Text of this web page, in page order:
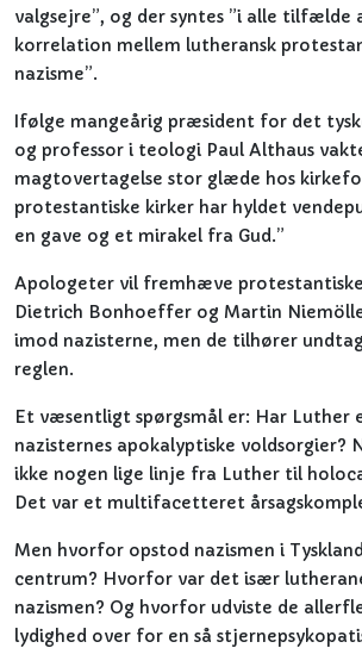
valgsejre”, og der syntes ”i alle
korrelation mellem lutheransk
nazisme”.
Ifølge mangeårig præsident for det
og professor i teologi Paul Althaus
magtovertagelse stor glæde hos
protestantiske kirker har hyldet
en gave og et mirakel fra Gud.”
Apologeter vil fremhæve
Dietrich Bonhoeffer og Martin
imod nazisterne, men de tilhører
reglen.
Et væsentligt spørgsmål er: Har Luther
nazisternes apokalyptiske voldsorgier?
ikke nogen lige linje fra Luther til
Det var et multifacetteret
Men hvorfor opstod nazismen i
centrum? Hvorfor var det især
nazismen? Og hvorfor udviste de
lydighed over for en så